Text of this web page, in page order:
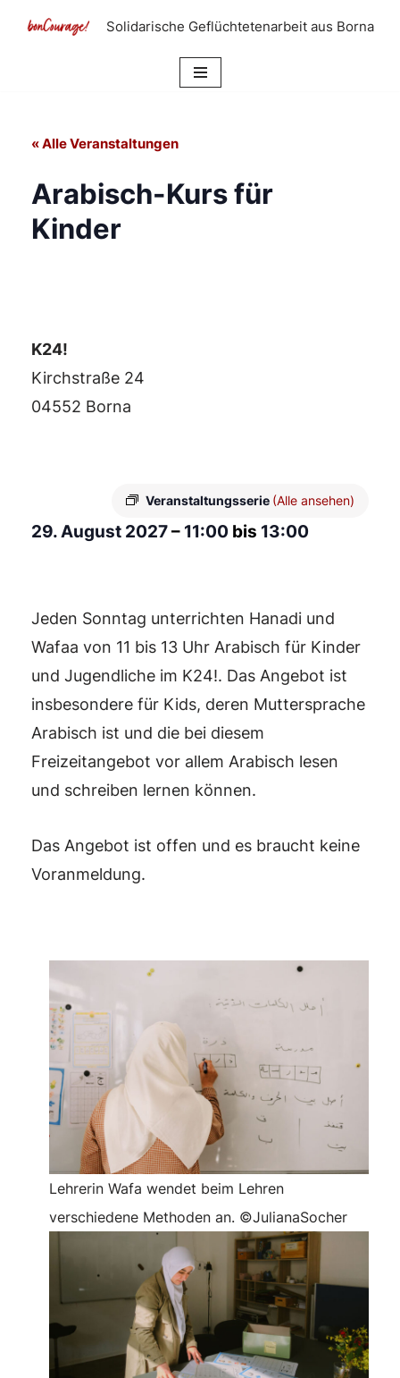
Solidarische Geflüchtetenarbeit aus Borna
« Alle Veranstaltungen
Arabisch-Kurs für
Kinder
K24!
Kirchstraße 24
04552 Borna
Veranstaltungsserie (Alle ansehen)
29. August 2027– 11:00 bis 13:00
Jeden Sonntag unterrichten Hanadi und
Wafaa von 11 bis 13 Uhr Arabisch für Kinder
und Jugendliche im K24!. Das Angebot ist
insbesondere für Kids, deren Muttersprache
Arabisch ist und die bei diesem
Freizeitangebot vor allem Arabisch lesen
und schreiben lernen können.
Das Angebot ist offen und es braucht keine
Voranmeldung.
Lehrerin Wafa wendet beim Lehren
verschiedene Methoden an. ©JulianaSocher